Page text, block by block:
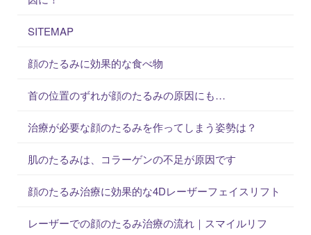
SITEMAP
顔のたるみに効果的な食べ物
首の位置のずれが顔のたるみの原因にも…
治療が必要な顔のたるみを作ってしまう姿勢は？
肌のたるみは、コラーゲンの不足が原因です
顔のたるみ治療に効果的な4Dレーザーフェイスリフト
レーザーでの顔のたるみ治療の流れ｜スマイルリフ